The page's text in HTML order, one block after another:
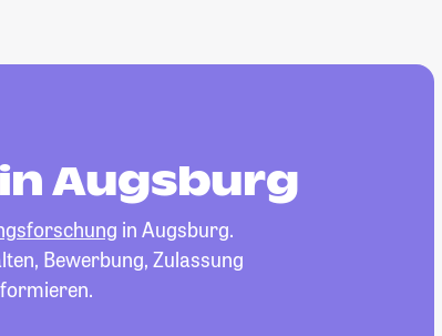
Augsburg
in Augsburg.
Bewerbung, Zulassung